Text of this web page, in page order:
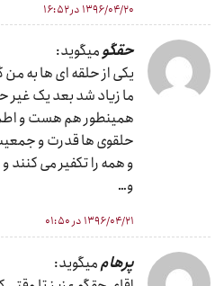
۱۳۹۶/۰۴/۲۰ در ۱۶:۵۲
حقگومیگوید:
یکی از حلقه ای ها به
ما زیاد شد بعد یک غیر
همینطور هم هست و
حلقوی ها قدرت و جمعیت
و همه را تکفیر می
و…
۱۳۹۶/۰۴/۲۱ در ۰۱:۵۰
پرهاممیگوید: